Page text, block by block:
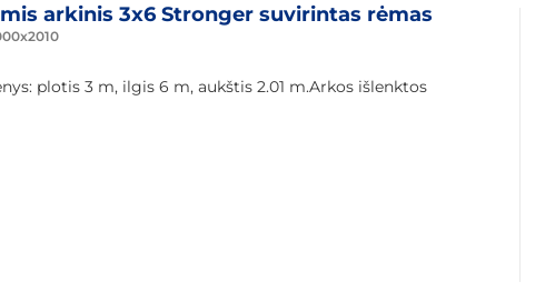
arkinis 3x6 Stronger suvirintas rėmas
plotis 3 m, ilgis 6 m, aukštis 2.01 m.Arkos išlenktos